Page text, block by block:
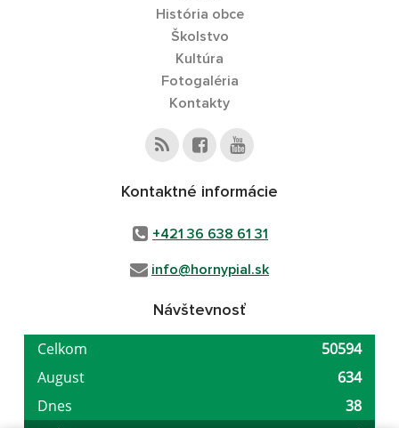
História obce
Školstvo
Kultúra
Fotogaléria
Kontakty
Kontaktné informácie
+421 36 638 61 31
info@hornypial.sk
Návštevnosť